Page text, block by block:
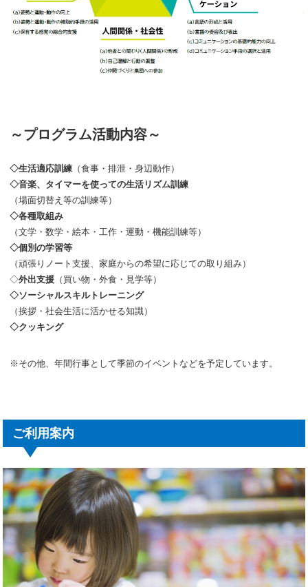
～プログラム活動内容～
◇生活適応訓練 （食事・排泄・身辺動作）
◇音楽、タイマーを使っての生活リズム訓練
（場面切替え等の訓練等）
◇各種取組み
（文学・数学・絵本・工作・運動・機能訓練等）
◇個別の学習等
（頑張りノート支援、家庭からの希望に応じての取り組み）
◇外出支援 （買い物・外食・見学等）
◇ソーシャルスキルトレーニング
（挨拶・社会生活に活かせる知識）
◇クッキング
※その他、年間行事として季節のイベントなどを予定しています。
ご利用案内